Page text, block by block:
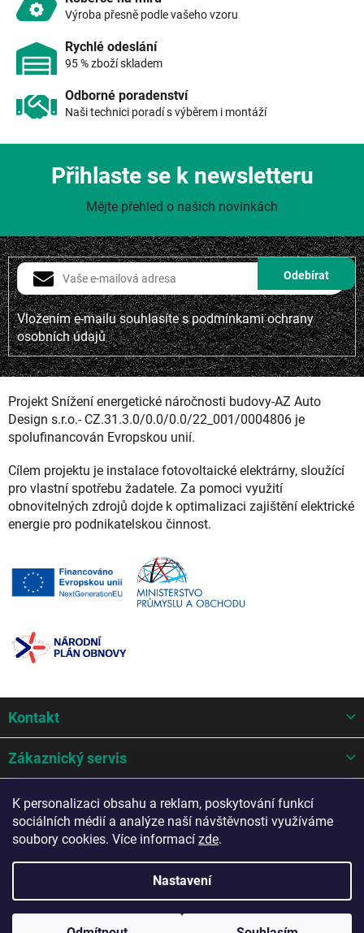
K personalizaci obsahu a reklam, poskytování funkcí
sociálních médií a analýze naší návštěvnosti využíváme
soubory cookies. Více informací zde.
Nastavení
ý
Výroba přesně podle vašeho vzoru
Rychlé odeslání
95 % zboží skladem
Odborné poradenství
Naši technici poradí s výběrem i montáží
Vložením e-mailu souhlasíte spodmínkami ochrany
osobních údajů
Přihlaste se k newsletteru
Mějte přehled o našich novinkách
Projekt Snížení energetické náročnosti budovy-AZ Auto
Design s.r.o.- CZ.31.3.0/0.0/0.0/22_001/0004806 je
spolufinancován Evropskou unií.
Cílem projektu je instalace fotovoltaické elektrárny, sloužící
pro vlastní spotřebu žadatele. Za pomoci využití
obnovitelných zdrojů dojde k optimalizaci zajištění elektrické
energie pro podnikatelskou činnost.
p
t
Kontakt
Zákaznický servis
Mohlo by se hodit
Potřebujete poradit?
Copyright 2026AZ Auto design s.r.o.. Všechna práva vyhrazena.